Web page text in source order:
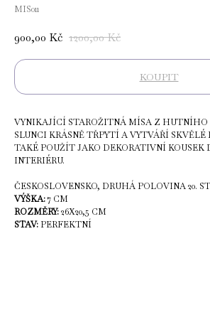
MIS011
900,00 Kč 1200,00Kč
KOUPIT
VYNIKAJÍCÍ STAROŽITNÁ MÍSA Z HUTNÍHO
SLUNCI KRÁSNĚ TŘPYTÍ A VYTVÁŘÍ
TAKÉ POUŽÍT JAKO DEKORATIVNÍ KOUSEK
INTERIÉRU.
ČESKOSLOVENSKO, DRUHÁ POLOVINA 20.
VÝŠKA:7 CM
ROZMĚRY:26Х20,5 CM
STAV: PERFEKTNÍ